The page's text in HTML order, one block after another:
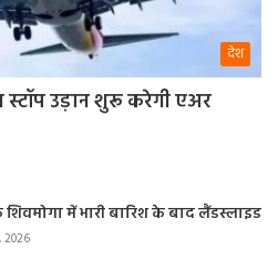
देश
उड़ान शुरू करेगी एअर
में भारी बारिश के बाद लैंडस्लाइड
2026